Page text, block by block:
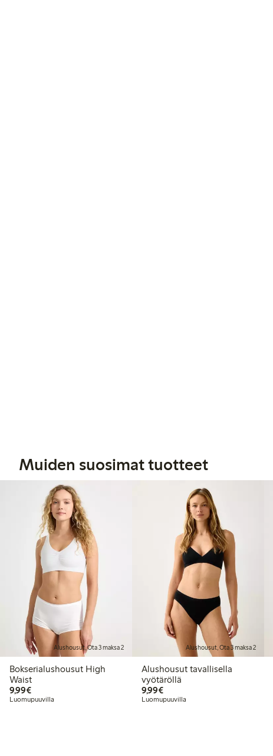
Muiden suosimat tuotteet
Alushousut, Ota 3 maksa 2
Bokserialushousut High
Waist
9,99€9,99 €
Luomupuuvilla
Alushousut, Ota 3 maksa 2
Alushousut tavallisella
vyötäröllä
9,99€9,99 €
Luomupuuvilla